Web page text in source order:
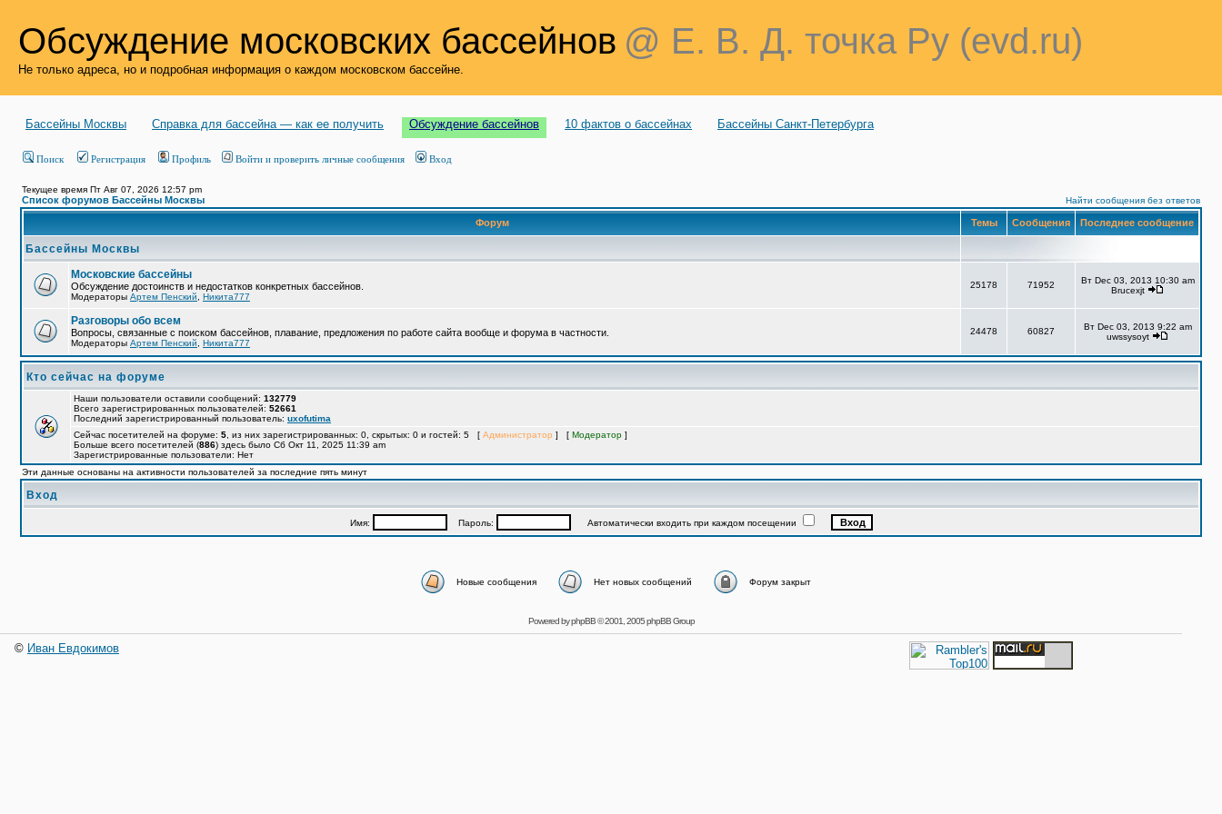
Обсуждение московских бассейнов @ Е. В. Д. точка Ру (evd.ru)
Не только адреса, но и подробная информация о каждом московском бассейне.
Бассейны Москвы Справка для бассейна — как ее получить Обсуждение бассейнов 10 фактов о бассейнах Бассейны Санкт-Петербурга
Поиск Регистрация Профиль Войти и проверить личные сообщения Вход
Текущее время Пт Авг 07, 2026 12:57 pm
Список форумов Бассейны Москвы Найти сообщения без ответов
Форум Темы Сообщения Последнее сообщение
Бассейны Москвы
Московские бассейны
Обсуждение достоинств и недостатков конкретных бассейнов.
Модераторы Артем Пенский Никита777
25178 71952
Вт Dec 03, 2013 10:30 am
Brucexjt
Разговоры обо всем
Вопросы, связанные с поиском бассейнов, плавание, предложения по работе сайта вообще и форума в частности.
Модераторы Артем Пенский Никита777
24478 60827
Вт Dec 03, 2013 9:22 am
uwssysoyt
Кто сейчас на форуме
Наши пользователи оставили сообщений: 132779
Всего зарегистрированных пользователей: 52661
Последний зарегистрированный пользователь: uxofutima
Сейчас посетителей на форуме: 5 , из них зарегистрированных: 0, скрытых: 0 и гостей: 5 [ Администратор ] [ Модератор ]
Больше всего посетителей (886) здесь было Сб Окт 11, 2025 11:39 am
Зарегистрированные пользователи: Нет
Эти данные основаны на активности пользователей за последние пять минут
Вход
Имя: Пароль: Автоматически входить при каждом посещении
Новые сообщения Нет новых сообщений Форум закрыт
Powered byphpBB© 2001, 2005 phpBB Group
© Иван Евдокимов